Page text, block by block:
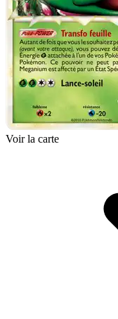
Voir la carte